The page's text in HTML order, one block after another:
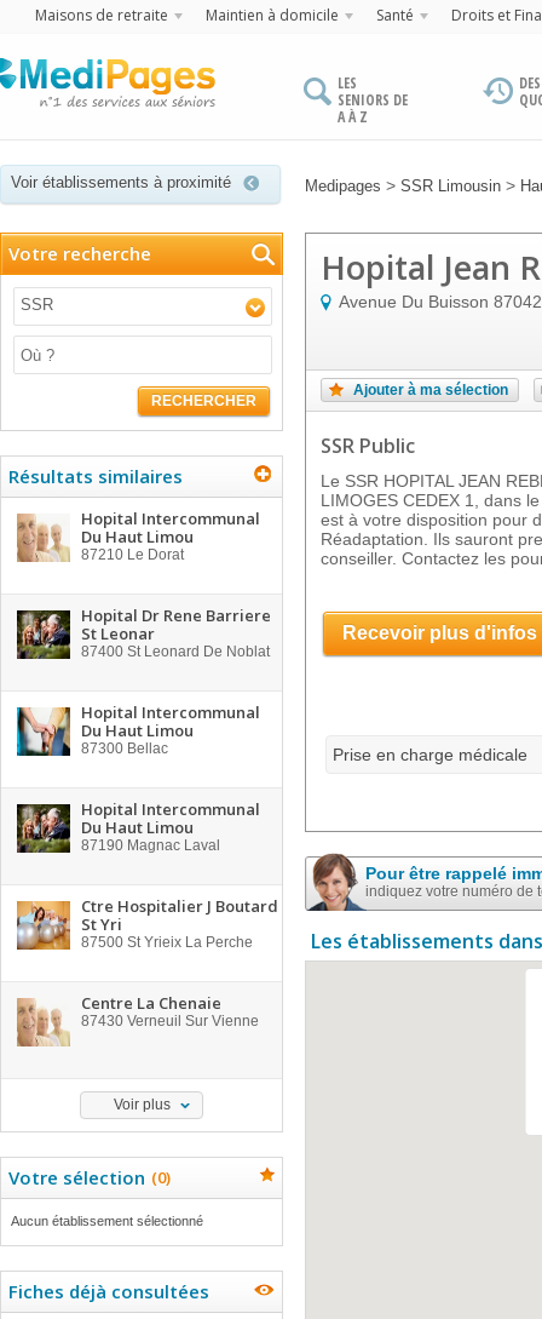
Maisons de retraite Maintien à domicile Santé Droits et
LES
SENIORS DE
A À Z
Voir établissements à proximité Medipages > SSR Limousin >
Votre recherche
SSR
RECHERCHER
Résultats similaires
Hopital Intercommunal
Du Haut Limou
87210 Le Dorat
Hopital Dr Rene Barriere
St Leonar
87400 St Leonard De Noblat
Hopital Intercommunal
Du Haut Limou
87300 Bellac
Hopital Intercommunal
Du Haut Limou
87190 Magnac Laval
Ctre Hospitalier J Boutard
St Yri
87500 St Yrieix La Perche
Centre La Chenaie
87430 Verneuil Sur Vienne
Voir plus
Votre sélection (0)
Aucun établissement sélectionné
Fiches déjà consultées
Hopital Jean
Avenue Du Buisson 87042
Ajouter à ma sélection
SSR Public
Le SSR HOPITAL JEAN
LIMOGES CEDEX 1, dans
est à votre disposition pour
Réadaptation. Ils sauront
conseiller. Contactez les
Recevoir plus d'infos
Prise en charge médicale
Pour être rappelé
indiquez votre numéro de
Les établissements